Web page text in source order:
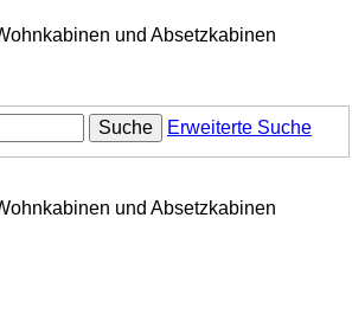
und Absetzkabinen
Suche Erweiterte Suche
und Absetzkabinen